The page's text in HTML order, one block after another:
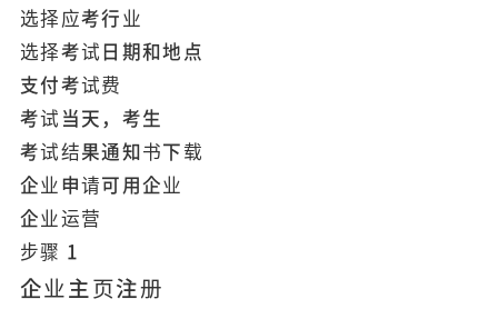
选择应考行业
选择考试日期和地点
支付考试费
考试当天，考生
考试结果通知书下载
企业申请可用企业
企业运营
步骤 1
企业主页注册